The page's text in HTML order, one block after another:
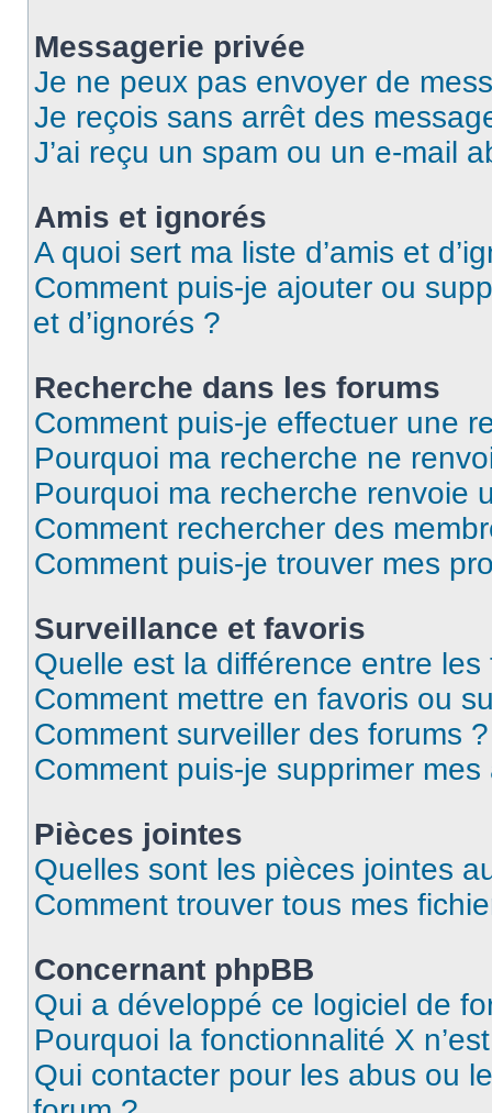
Messagerie privée
Je ne peux pas envoyer de
Je reçois sans arrêt des
J’ai reçu un spam ou un e-mail
Amis et ignorés
A quoi sert ma liste d’amis et
Comment puis-je ajouter ou
et d’ignorés ?
Recherche dans les forums
Comment puis-je effectuer une
Pourquoi ma recherche ne
Pourquoi ma recherche renvoie
Comment rechercher des
Comment puis-je trouver mes
Surveillance et favoris
Quelle est la différence entre
Comment mettre en favoris ou
Comment surveiller des forums ?
Comment puis-je supprimer
Pièces jointes
Quelles sont les pièces jointes
Comment trouver tous mes
Concernant phpBB
Qui a développé ce logiciel de
Pourquoi la fonctionnalité X
Qui contacter pour les abus ou